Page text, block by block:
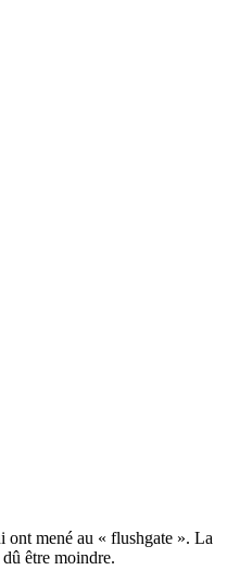
ont mené au « flushgate ». La
être moindre.